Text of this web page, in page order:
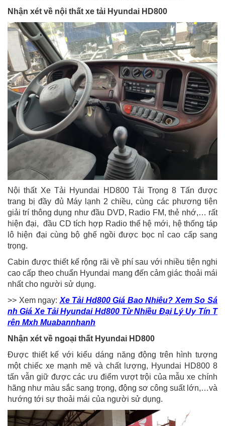
Nhận xét về nội thất xe tải Hyundai HD800
Nội thất Xe Tải Hyundai HD800 Tải Trọng 8 Tấn được
trang bị đầy đủ Máy lạnh 2 chiều, cùng các phương tiện
giải trí thông dụng như đầu DVD, Radio FM, thẻ nhớ,… rất
hiện đại, đầu CD tích hợp Radio thế hệ mới, hệ thống táp
lô hiện đại cùng bộ ghế ngồi được bọc nỉ cao cấp sang
trọng.
Cabin được thiết kế rộng rãi về phí sau với nhiều tiện nghi
cao cấp theo chuẩn Hyundai mang đến cảm giác thoải mái
nhất cho người sử dụng.
>> Xem ngay: Xe Tải Hd800 Giá Bao Nhiêu? Xem So Sá
nh Giá Xe Tải Hyundai Hd800 Từ Nhiều Đại Lý Uy Tín T
rên Mxh Muabannhanh
Nhận xét về ngoại thất Hyundai HD800
Được thiết kế với kiểu dáng năng động trên hình tượng
một chiếc xe mạnh mẽ và chất lượng, Hyundai HD800 8
tấn vẫn giữ được các ưu điểm vượt trội của mẫu xe chính
hãng như màu sắc sang trọng, động sơ công suất lớn,…và
hướng tới sự thoải mái của người sử dụng.